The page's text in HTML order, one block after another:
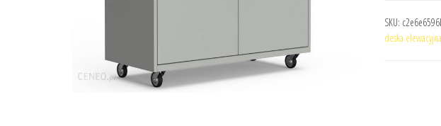
SKU:
deska elewacyjna